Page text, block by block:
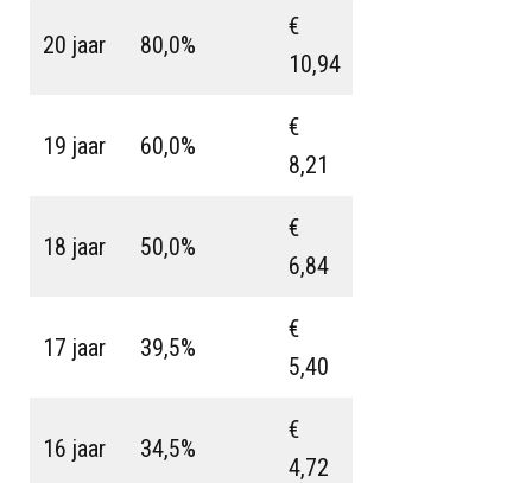
20 jaar 80,0%
€
10,94
19 jaar 60,0%
€
8,21
18 jaar 50,0%
€
6,84
17 jaar 39,5%
€
5,40
16 jaar 34,5%
€
4,72